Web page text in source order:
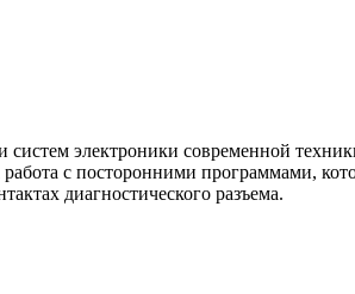
электроники современной
с посторонними программами,
диагностического разъема.